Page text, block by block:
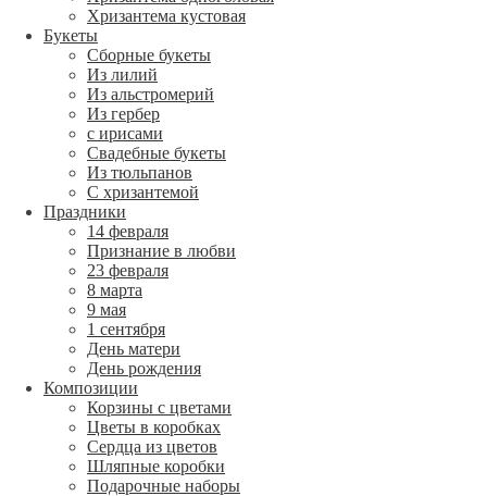
Хризантема кустовая
Букеты
Сборные букеты
Из лилий
Из альстромерий
Из гербер
с ирисами
Свадебные букеты
Из тюльпанов
С хризантемой
Праздники
14 февраля
Признание в любви
23 февраля
8 марта
9 мая
1 сентября
День матери
День рождения
Композиции
Корзины с цветами
Цветы в коробках
Сердца из цветов
Шляпные коробки
Подарочные наборы